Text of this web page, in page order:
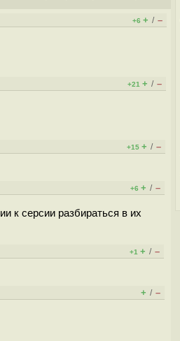
+6 + / –
+21 + / –
+15 + / –
+6 + / –
к серсии разбираться в их
+1 + / –
+ / –